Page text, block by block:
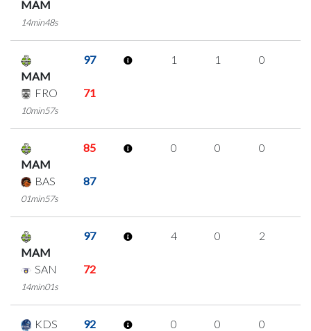
MAM
14min48s
MAM
97
FRO 71
10min57s
1 1 0
MAM
85
BAS 87
01min57s
0 0 0
MAM
97
SAN 72
14min01s
4 0 2
KDS 92 0 0 0